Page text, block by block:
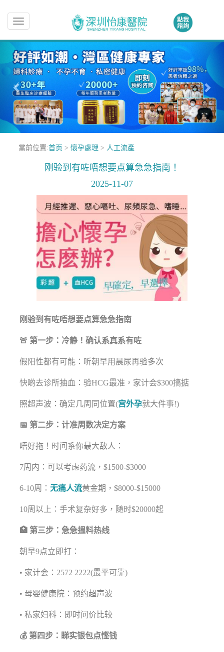
Toggle
navigation
當前位置:首页 > 懷孕處理 > 人工流產
刚验到有咗唔想要点算急急指南！
2025-11-07
刚验到有咗唔想要点算急急指南
🚨 第一步：冷静！确认系真系有咗
假阳性都有可能：听朝早用晨尿再验多次
快啲去诊所抽血：验HCG最准，家计会$300搞掂
照超声波：确定几周同位置(宫外孕就大件事!)
📅 第二步：计准周数决定方案
唔好拖！时间系你最大敌人：
7周内：可以考虑药流，$1500-$3000
6-10周：无痛人流黄金期，$8000-$15000
10周以上：手术复杂好多，随时$20000起
🏥 第三步：急急搵料热线
朝早9点立即打：
• 家计会：2572 2222(最平可靠)
• 母婴健康院：预约超声波
• 私家妇科：即时问价比较
💰 第四步：睇实银包点悭钱